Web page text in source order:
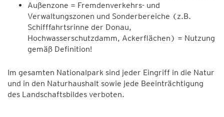
Außenzone = Fremdenverkehrs- und
Verwaltungszonen und Sonderbereiche (z.B.
Schifffahrtsrinne der Donau,
Hochwasserschutzdamm, Ackerflächen) = Nutzung
gemäß Definition!
Im gesamten Nationalpark sind jeder Eingriff in die Natur
und in den Naturhaushalt sowie jede Beeinträchtigung
des Landschaftsbildes verboten.